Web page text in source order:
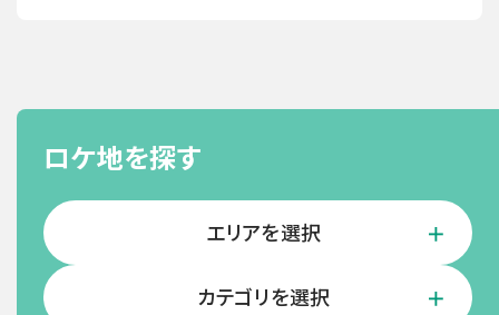
ロケ地を探す
エリアを選択
カテゴリを選択